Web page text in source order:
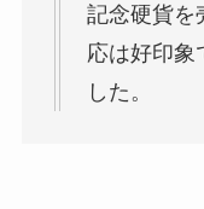
記念硬貨を
応は好印象
した。